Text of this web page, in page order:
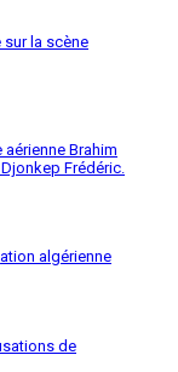
sur la scène
aérienne Brahim
Frédéric.
algérienne
de